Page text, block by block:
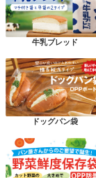
牛乳ブレッド
ドッグパン袋